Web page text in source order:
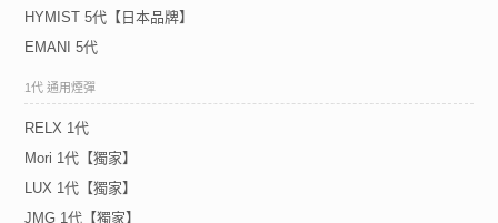
HYMIST 5代【日本品牌】
EMANI 5代
1代 通用煙彈
RELX 1代
Mori 1代【獨家】
LUX 1代【獨家】
JMG 1代【獨家】